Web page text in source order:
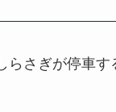
らさぎが停車す